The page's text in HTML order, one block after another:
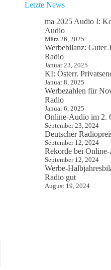
Letzte News
ma 2025 Audio I:
Audio
März 26, 2025
Werbebilanz: Guter
Radio
Januar 23, 2025
KI: Österr.
Januar 8, 2025
Werbezahlen für
Radio
Januar 6, 2025
Online-Audio im 2.
September 23, 2024
Deutscher
September 12, 2024
Rekorde bei
September 12, 2024
Werbe-
Radio gut
August 19, 2024